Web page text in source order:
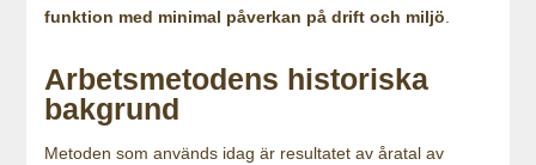
funktion med minimal påverkan på drift och miljö
Arbetsmetodens historiska
bakgrund
Metoden som används idag är resultatet av åratal av